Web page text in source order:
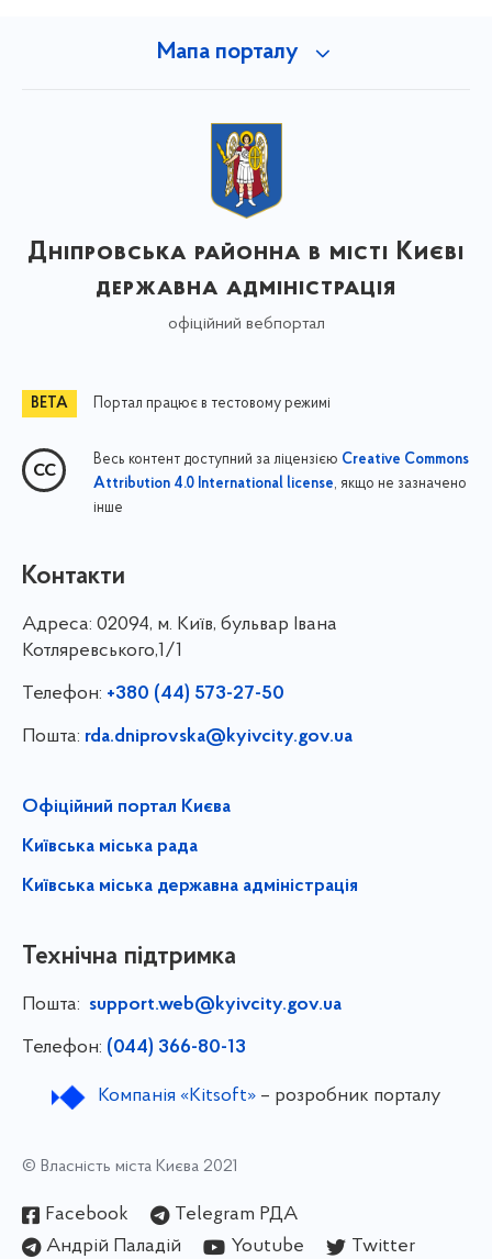
Мапа порталу
Дніпровська районна в місті Києві
державна адміністрація
офіційний вебпортал
Портал працює в тестовому режимі
Весь контент доступний за ліцензією Creative Commons
Attribution 4.0 International license, якщо не зазначено
інше
Контакти
Адреса: 02094, м. Київ, бульвар Івана
Котляревського,1/1
Телефон: +380 (44) 573-27-50
Пошта: rda.dniprovska@kyivcity.gov.ua
Офіційний портал Києва
Київська міська рада
Київська міська державна адміністрація
Технічна підтримка
Пошта: support.web@kyivcity.gov.ua
Телефон: (044) 366-80-13
Компанія «Kitsoft»– розробник порталу
© Власність міста Києва 2021
Facebook
Telegram РДА
Андрій Паладій
Youtube Twitter